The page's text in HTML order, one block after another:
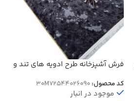
فرش آشپزخانه طرح ادویه های تند و
کد محصول:30M72544026090
موجود در انبار